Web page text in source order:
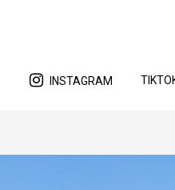
INSTAGRAM